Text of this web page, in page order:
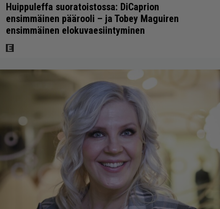
Huippuleffa suoratoistossa: DiCaprion
ensimmäinen päärooli – ja Tobey Maguiren
ensimmäinen elokuvaesiintyminen